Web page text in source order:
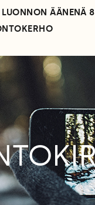
LUONNON ÄÄNENÄ